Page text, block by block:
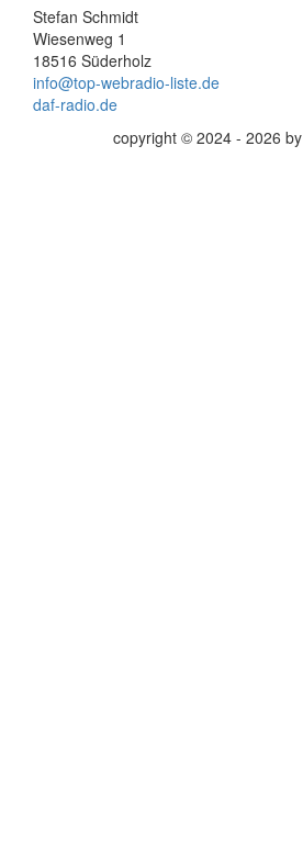
Stefan Schmidt
Wiesenweg 1
18516 Süderholz
info@top-webradio-liste.de
daf-radio.de
copyright © 2024 - 2026 by